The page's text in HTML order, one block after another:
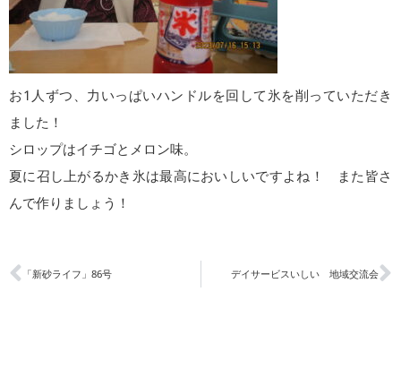
お1人ずつ、力いっぱいハンドルを回して氷を削っていただき
ました！
シロップはイチゴとメロン味。
夏に召し上がるかき氷は最高においしいですよね！ また皆さ
んで作りましょう！
「新砂ライフ」86号 デイサービスいしい 地域交流会